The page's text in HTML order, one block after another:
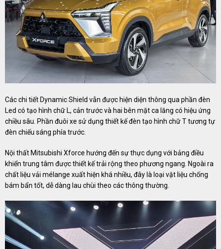
Các chi tiết Dynamic Shield vẫn được hiện diện thông qua phần đèn
Led có tạo hình chữ L, cản trước và hai bên mặt ca lăng có hiệu ứng
chiều sâu. Phần đuôi xe sử dụng thiết kế đèn tạo hình chữ T tương tự
đèn chiếu sáng phía trước.
Nội thất Mitsubishi Xforce hướng đến sự thực dụng với bảng điều
khiển trung tâm được thiết kế trải rộng theo phương ngang. Ngoài ra
chất liệu vải mélange xuất hiện khá nhiều, đây là loại vật liệu chống
bám bẩn tốt, dễ dàng lau chùi theo các thông thường.